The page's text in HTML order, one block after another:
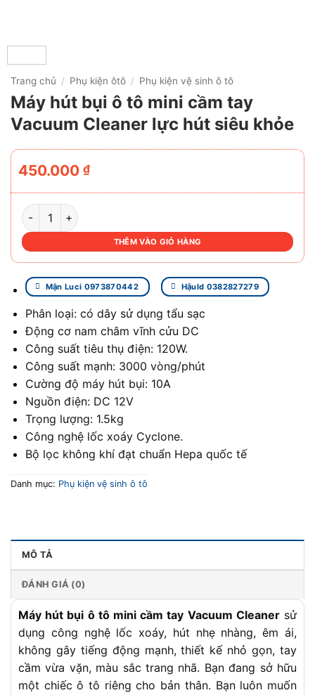
Trang chủ / Phụ kiện ôtô / Phụ kiện vệ sinh ô tô
Máy hút bụi ô tô mini cầm tay
Vacuum Cleaner lực hút siêu khỏe
450.000 ₫
MÁY HÚT BỤI Ô TÔ MINI CẦM TAY VACUUM CLEANER
THÊM VÀO GIỎ HÀNG
Mận Luci 0973870442 Hậuld 0382827279
Phân loại: có dây sử dụng tẩu sạc
Động cơ nam châm vĩnh cửu DC
Công suất tiêu thụ điện: 120W.
Công suất mạnh: 3000 vòng/phút
Cường độ máy hút bụi: 10A
Nguồn điện: DC 12V
Trọng lượng: 1.5kg
Công nghệ lốc xoáy Cyclone.
Bộ lọc không khí đạt chuẩn Hepa quốc tế
Danh mục: Phụ kiện vệ sinh ô tô
MÔ TẢ
ĐÁNH GIÁ (0)
Máy hút bụi ô tô mini cầm tay Vacuum Cleanersử
dụng công nghệ lốc xoáy, hút nhẹ nhàng, êm ái,
không gây tiếng động mạnh, thiết kế nhỏ gọn, tay
cầm vừa vặn, màu sắc trang nhã. Bạn đang sở hữu
một chiếc ô tô riêng cho bản thân. Bạn luôn muốn